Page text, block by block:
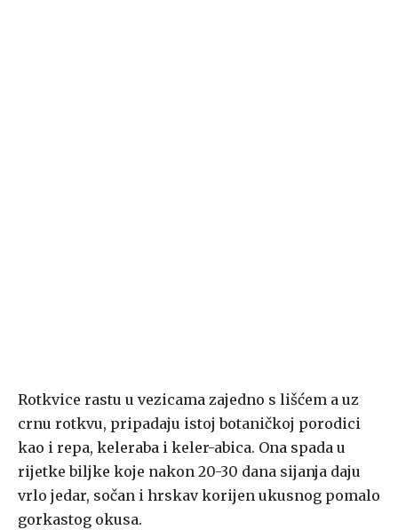
Rotkvice rastu u vezicama zajedno s lišćem a uz
crnu rotkvu, pripadaju istoj botaničkoj porodici
kao i repa, keleraba i keler-abica. Ona spada u
rijetke biljke koje nakon 20-30 dana sijanja daju
vrlo jedar, sočan i hrskav korijen ukusnog pomalo
gorkastog okusa.